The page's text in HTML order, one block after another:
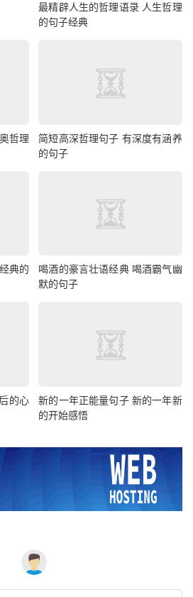
最精辟人生的哲理语录 人生哲理
的句子经典
哲理
简短高深哲理句子 有深度有涵养
的句子
典的
喝酒的豪言壮语经典 喝酒霸气幽
默的句子
的心
新的一年正能量句子 新的一年新
的开始感悟